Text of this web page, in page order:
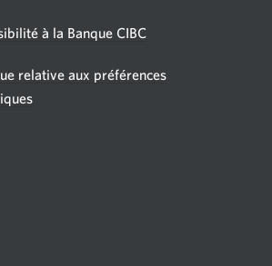
à la Banque CIBC
relative aux préférences